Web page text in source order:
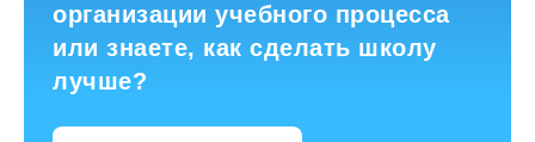
организации учебного процесса
или знаете, как сделать школу
лучше?